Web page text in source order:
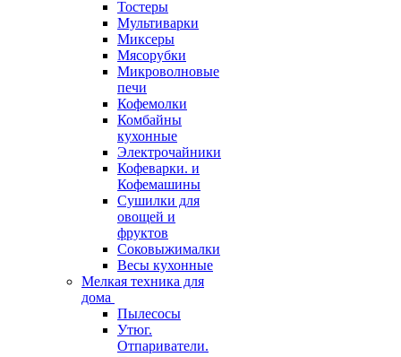
Тостеры
Мультиварки
Миксеры
Мясорубки
Микроволновые
печи
Кофемолки
Комбайны
кухонные
Электрочайники
Кофеварки. и
Кофемашины
Сушилки для
овощей и
фруктов
Соковыжималки
Весы кухонные
Мелкая техника для
дома
Пылесосы
Утюг.
Отпариватели.